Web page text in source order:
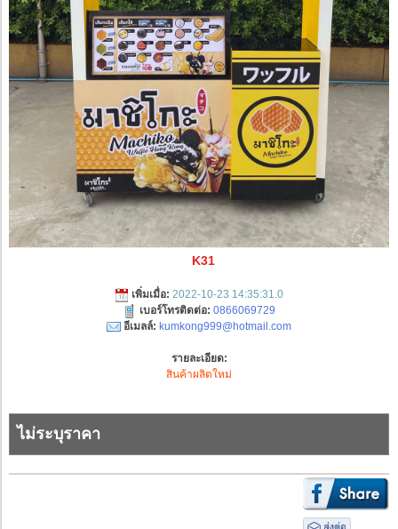
K31
เพิ่มเมื่อ: 2022-10-23 14:35:31.0
เบอร์โทรติดต่อ: 0866069729
อีเมลล์: kumkong999@hotmail.com
รายละเอียด:
สินค้าผลิตใหม่
ไม่ระบุราคา